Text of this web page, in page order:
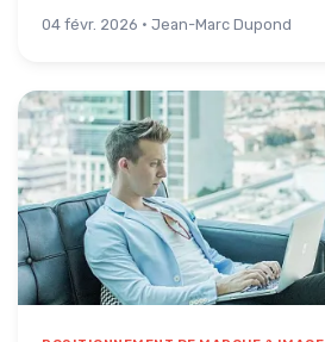
04 févr. 2026 · Jean-Marc Dupond